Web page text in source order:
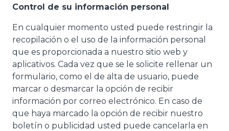
Control de su información personal
En cualquier momento usted puede restringir la
recopilación o el uso de la información personal
que es proporcionada a nuestro sitio web y
aplicativos. Cada vez que se le solicite rellenar un
formulario, como el de alta de usuario, puede
marcar o desmarcar la opción de recibir
información por correo electrónico. En caso de
que haya marcado la opción de recibir nuestro
boletín o publicidad usted puede cancelarla en